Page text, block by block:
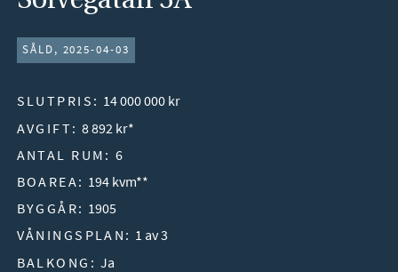
SÅLD, 2025-04-03
SLUTPRIS: 14 000 000 kr
AVGIFT: 8 892 kr*
ANTAL RUM: 6
BOAREA: 194 kvm**
BYGGÅR: 1905
VÅNINGSPLAN: 1 av 3
BALKONG: Ja